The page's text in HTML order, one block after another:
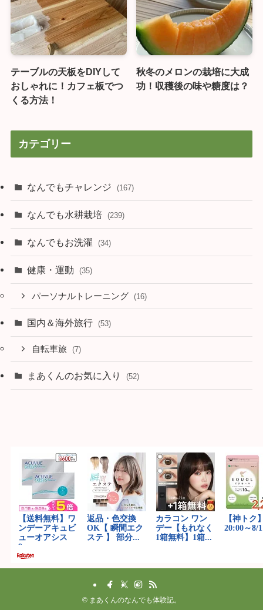
テーブルの天板をDIYして
おしゃれに！カフェ板でつ
くる方法！
秋冬のメロンの栽培に大成
功！収穫後の味や糖度は？
カテゴリー
なんでもチャレンジ (167)
なんでも水耕栽培 (239)
なんでもお洗濯 (34)
健康・運動 (35)
パーソナルトレーニング (16)
国内＆海外旅行 (53)
自転車旅 (7)
まあくんのお気に入り (52)
© まあくんのなんでも体験記。